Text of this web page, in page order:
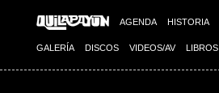
AGENDA HISTORIA
GALERÍA DISCOS VIDEOS/AV LIBROS